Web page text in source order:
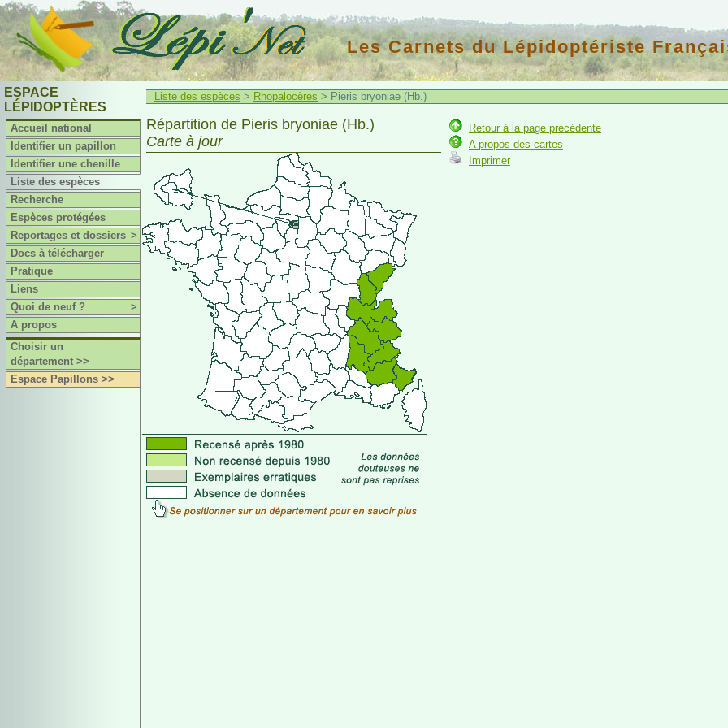
Les Carnets du Lépidoptériste
ESPACE
LÉPIDOPTÈRES
Accueil national
Identifier un papillon
Identifier une chenille
Liste des espèces
Recherche
Espèces protégées
Reportages et dossiers >
Docs à télécharger
Pratique
Liens
Quoi de neuf ?
>
A propos
Choisir un
département >>
Espace Papillons >>
Liste des espèces > Rhopalocères > Pieris bryoniae (Hb.)
Répartition de Pieris bryoniae (Hb.)
Carte à jour
Retour à la page précédente
A propos des cartes
Imprimer